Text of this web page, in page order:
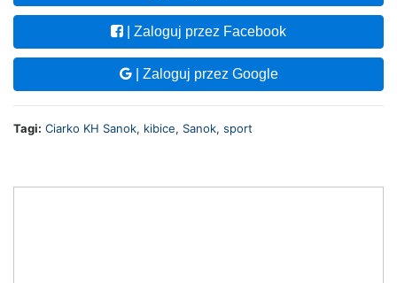
| Zaloguj przez Facebook
| Zaloguj przez Google
Tagi: Ciarko KH Sanok, kibice, Sanok, sport